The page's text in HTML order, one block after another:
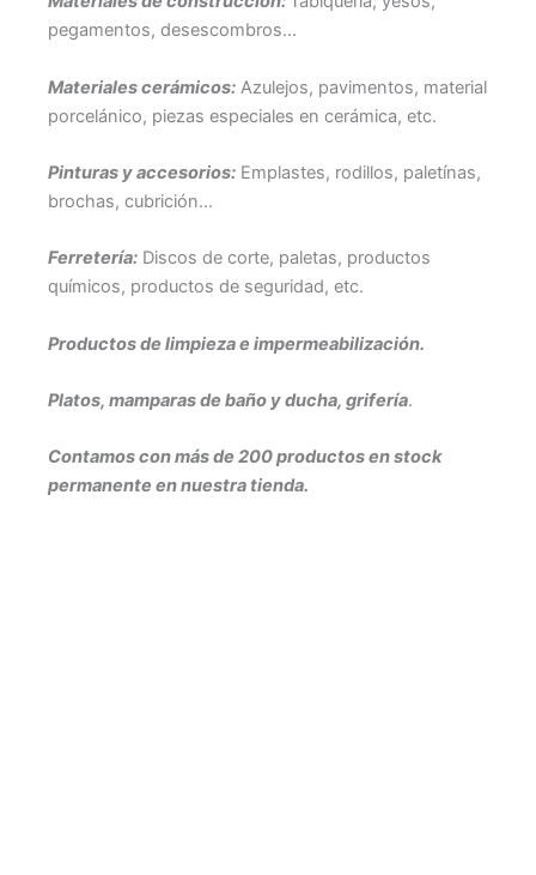
pegamentos, desescombros…
Materiales cerámicos: Azulejos, pavimentos, material
porcelánico, piezas especiales en cerámica, etc.
Pinturas y accesorios: Emplastes, rodillos, paletínas,
brochas, cubrición…
Ferretería: Discos de corte, paletas, productos
químicos, productos de seguridad, etc.
Productos de limpieza e impermeabilización.
Platos, mamparas de baño y ducha, grifería.
Contamos con más de 200 productos en stock
permanente en nuestra tienda.